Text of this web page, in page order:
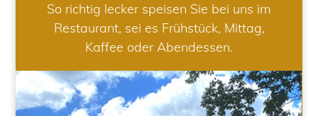
So richtig lecker speisen Sie bei uns im
Restaurant, sei es Frühstück, Mittag,
Kaffee oder Abendessen.